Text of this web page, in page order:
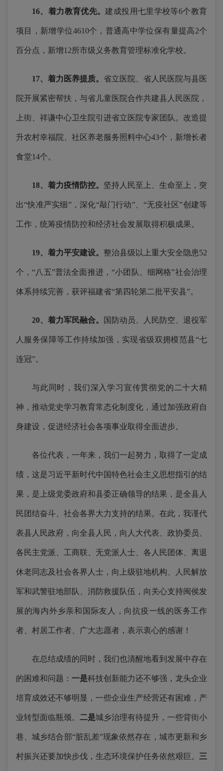
16、着力教育优先。 建成投用七里学校等6个教育
项目，新增学位4610个，普通高中学位保有量提高2个
百分点，新增12所市级义务教育管理标准化学校。
17、着力医养提质。 省立医院、省人民医院与县医
院开展紧密帮扶，与省儿童医院合作共建县人民医院，
上街、祥谦中心卫生院引进省立医院专家团队。改造提
升农村幸福院、社区养老服务照料中心43个，新增长者
食堂14个。
18、着力疫情防控。 坚持人民至上、生命至上，突
出“快准严实细”，深化“敲门行动”、“无疫社区”创建等
工作，统筹疫情防控和经济社会发展取得积极成果。
19、着力平安建设。 整治县级以上重大安全隐患52
个，“八五”普法全面推进，“小团队、细网格”社会治理
体系持续完善，获评福建省“第四轮第二批平安县”。
20、着力军民融合。 国防动员、人民防空、退役军
人服务保障等工作持续加强，实现省级双拥模范县“七
连冠”。
与此同时，我们深入学习宣传贯彻党的二十大精
神，推动党史学习教育常态化制度化，通过加强政府自
身建设，促进经济社会各项事业取得全面进步。
各位代表，一年来，我们一起努力，取得了一定成
绩，这是习近平新时代中国特色社会主义思想指引的结
果，是上级党委政府和县委正确领导的结果，是全县人
民团结奋斗、社会各界大力支持的结果。在此，我谨代
表县人民政府，向全县人民，向人大代表、政协委员、
各民主党派、工商联、无党派人士、各人民团体、离退
休老同志及社会各界人士，向上级驻地机构、人民解放
军和武警驻地部队、消防救援队伍，向关心支持闽侯发
展的海内外乡亲和国际友人，向抗疫一线的医务工作
者、村居工作者、广大志愿者，表示衷心的感谢！
在总结成绩的同时，我们也清醒地看到发展中存在
的困难和问题： 一是科技创新能力还不够强，龙头企业
培育成效还不够明显，一些企业生产经营还有困难，产
业转型面临瓶颈。 二是城乡治理有待提升，一些背街小
巷、城乡结合部“脏乱差”现象依然存在，城市更新和乡
村振兴还要加快步伐，生态环境保护任务依然艰巨。 三